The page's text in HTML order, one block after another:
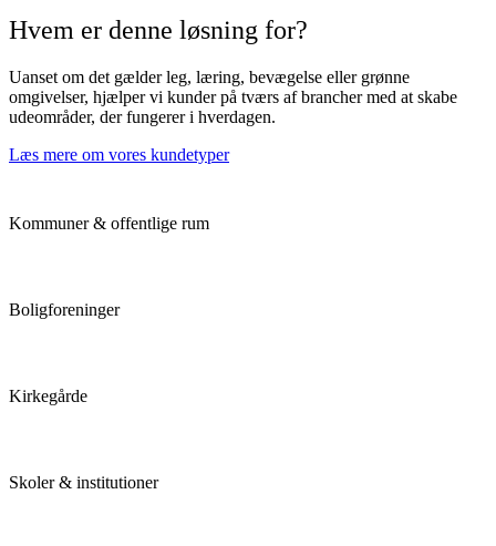
Hvem er denne løsning for?
Uanset om det gælder leg, læring, bevægelse eller grønne
omgivelser, hjælper vi kunder på tværs af brancher med at skabe
udeområder, der fungerer i hverdagen.
Læs mere om vores kundetyper
Kommuner & offentlige rum
Boligforeninger
Kirkegårde
Skoler & institutioner